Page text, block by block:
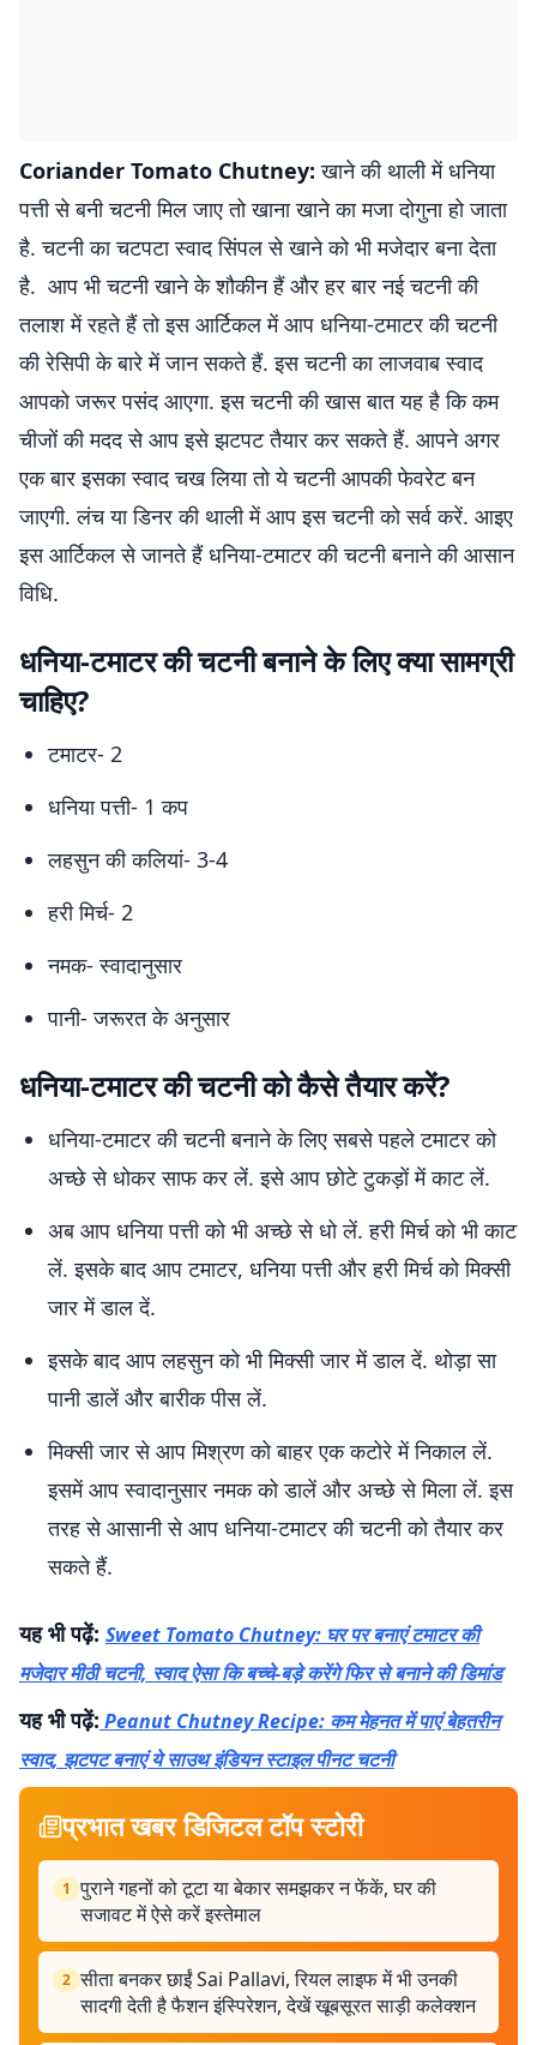
Coriander Tomato Chutney:खाने की थाली में धनिया
पत्ती से बनी चटनी मिल जाए तो खाना खाने का मजा दोगुना हो जाता
है. चटनी का चटपटा स्वाद सिंपल से खाने को भी मजेदार बना देता
है. आप भी चटनी खाने के शौकीन हैं और हर बार नई चटनी की
तलाश में रहते हैं तो इस आर्टिकल में आप धनिया-टमाटर की चटनी
की रेसिपी के बारे में जान सकते हैं. इस चटनी का लाजवाब स्वाद
आपको जरूर पसंद आएगा. इस चटनी की खास बात यह है कि कम
चीजों की मदद से आप इसे झटपट तैयार कर सकते हैं. आपने अगर
एक बार इसका स्वाद चख लिया तो ये चटनी आपकी फेवरेट बन
जाएगी. लंच या डिनर की थाली में आप इस चटनी को सर्व करें. आइए
इस आर्टिकल से जानते हैं धनिया-टमाटर की चटनी बनाने की आसान
विधि.
धनिया-टमाटर की चटनी बनाने के लिए क्या सामग्री
चाहिए?
टमाटर- 2
धनिया पत्ती- 1 कप
लहसुन की कलियां- 3-4
हरी मिर्च- 2
नमक- स्वादानुसार
पानी- जरूरत के अनुसार
धनिया-टमाटर की चटनी को कैसे तैयार करें?
धनिया-टमाटर की चटनी बनाने के लिए सबसे पहले टमाटर को
अच्छे से धोकर साफ कर लें. इसे आप छोटे टुकड़ों में काट लें.
अब आप धनिया पत्ती को भी अच्छे से धो लें. हरी मिर्च को भी काट
लें. इसके बाद आप टमाटर, धनिया पत्ती और हरी मिर्च को मिक्सी
जार में डाल दें.
इसके बाद आप लहसुन को भी मिक्सी जार में डाल दें. थोड़ा सा
पानी डालें और बारीक पीस लें.
मिक्सी जार से आप मिश्रण को बाहर एक कटोरे में निकाल लें.
इसमें आप स्वादानुसार नमक को डालें और अच्छे से मिला लें. इस
तरह से आसानी से आप धनिया-टमाटर की चटनी को तैयार कर
सकते हैं.
यह भी पढ़ें: Sweet Tomato Chutney: घर पर बनाएं टमाटर की
मजेदार मीठी चटनी, स्वाद ऐसा कि बच्चे-बड़े करेंगे फिर से बनाने की डिमांड
यह भी पढ़ें: Peanut Chutney Recipe: कम मेहनत में पाएं बेहतरीन
स्वाद, झटपट बनाएं ये साउथ इंडियन स्टाइल पीनट चटनी
प्रभात खबर डिजिटल टॉप स्टोरी
1 पुराने गहनों को टूटा या बेकार समझकर न फेंकें, घर की
सजावट में ऐसे करें इस्तेमाल
2 सीता बनकर छाईं Sai Pallavi, रियल लाइफ में भी उनकी
सादगी देती है फैशन इंस्पिरेशन, देखें खूबसूरत साड़ी कलेक्शन